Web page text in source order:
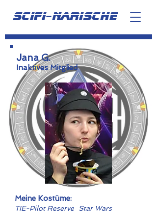
scifi-narische
Jana G.
Inaktives Mitglied
Meine Kostüme:
TIE-Pilot Reserve Star Wars